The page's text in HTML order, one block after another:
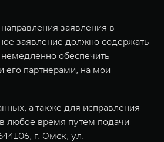
заявления в
заявление должно содержать
обеспечить
партнерами, на мои
а также для исправления
любое время путем подачи
г. Омск, ул.